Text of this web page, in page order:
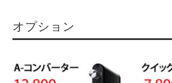
オプション